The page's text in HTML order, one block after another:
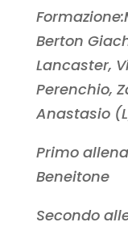
Berton
Lancaster,
Perenchio,
Anastasio
Primo
Beneitone
Secondo